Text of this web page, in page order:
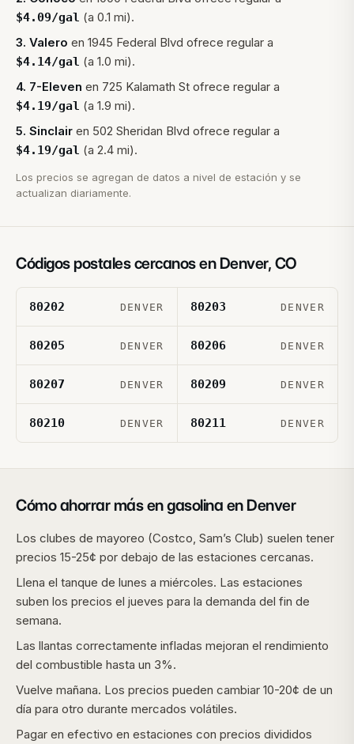
$4.09/gal (a 0.1 mi).
3. Valero en 1945 Federal Blvd ofrece regular a
$4.14/gal (a 1.0 mi).
4. 7-Eleven en 725 Kalamath St ofrece regular a
$4.19/gal (a 1.9 mi).
5. Sinclair en 502 Sheridan Blvd ofrece regular a
$4.19/gal (a 2.4 mi).
Los precios se agregan de datos a nivel de estación y se
actualizan diariamente.
Códigos postales cercanos en Denver, CO
80202 DENVER 80203 DENVER
80205 DENVER 80206 DENVER
80207 DENVER 80209 DENVER
80210 DENVER 80211 DENVER
Cómo ahorrar más en gasolina en Denver
Los clubes de mayoreo (Costco, Sam’s Club) suelen tener
precios 15-25¢ por debajo de las estaciones cercanas.
Llena el tanque de lunes a miércoles. Las estaciones
suben los precios el jueves para la demanda del fin de
semana.
Las llantas correctamente infladas mejoran el rendimiento
del combustible hasta un 3%.
Vuelve mañana. Los precios pueden cambiar 10-20¢ de un
día para otro durante mercados volátiles.
Pagar en efectivo en estaciones con precios divididos